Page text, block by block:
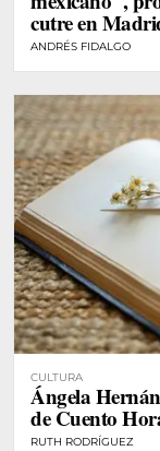
cutre en
ANDRÉS FIDALGO
CULTURA
Ángela
de Cuento
RUTH RODRÍGUEZ